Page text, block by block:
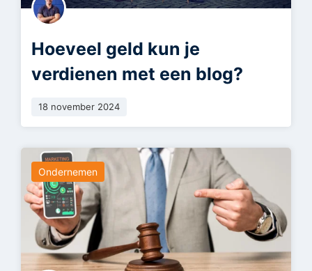
Hoeveel geld kun je
verdienen met een blog?
18 november 2024
Ondernemen